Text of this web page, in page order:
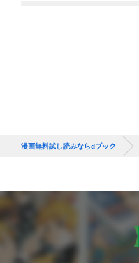
漫画無料試し読みならdブック